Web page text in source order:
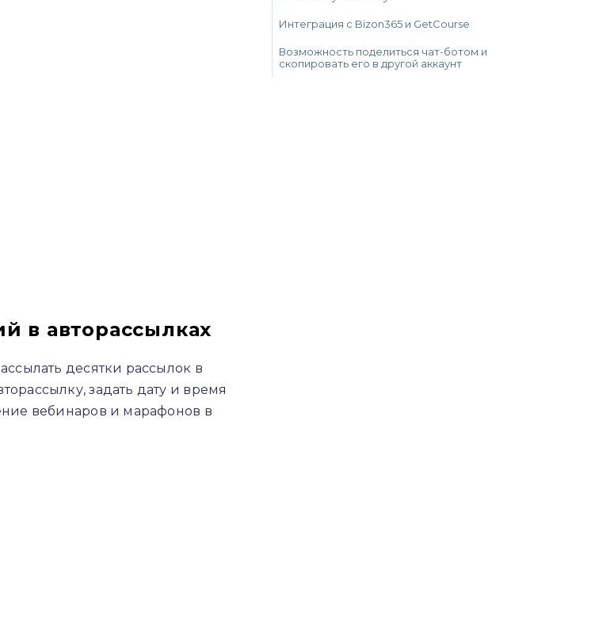
в авторассылках
десятки рассылок в
задать дату и время
вебинаров и марафонов в
Интеграция с Bizon365 и GetCourse
Возможность поделиться чат-ботом и
скопировать его в другой аккаунт